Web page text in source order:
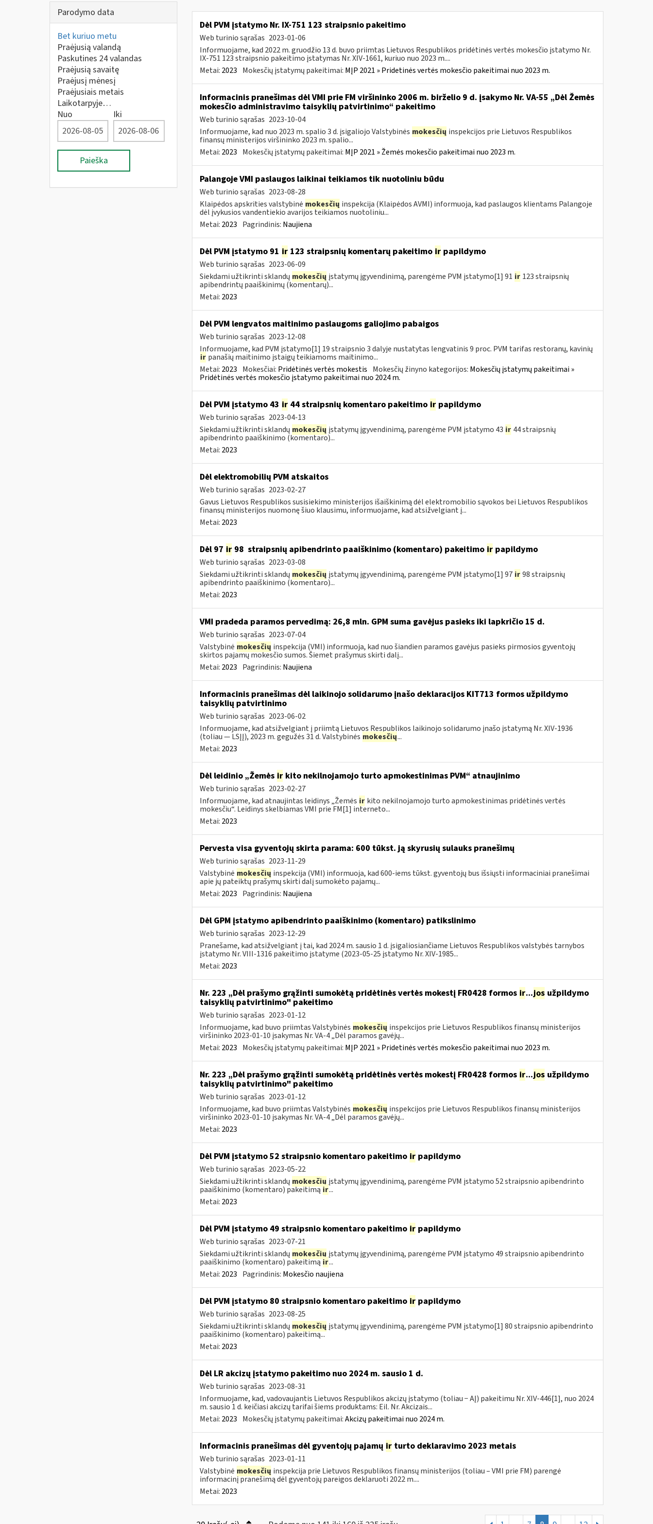
Parodymo data
Bet kuriuo metu
Praėjusią valandą
Paskutines 24 valandas
Praėjusią savaitę
Praėjusį mėnesį
Praėjusiais metais
Laikotarpyje…
Nuo
Iki
Paieška
Dėl PVM įstatymo Nr. IX-751 123 straipsnio pakeitimo
Web turinio sąrašas 2023-01-06
Informuojame, kad 2022 m. gruodžio 13 d. buvo priimtas Lietuvos Respublikos pridėtinės vertės mokesčio įstatymo Nr.
IX-751 123 straipsnio pakeitimo įstatymas Nr. XIV-1661, kuriuo nuo 2023 m....
Metai: 2023 Mokesčių įstatymų pakeitimai: MĮP 2021 » Pridetinės vertės mokesčio pakeitimai nuo 2023 m.
Informacinis pranešimas dėl VMI prie FM viršininko 2006 m. birželio 9 d. įsakymo Nr. VA-55 „Dėl Žemės
mokesčio administravimo taisyklių patvirtinimo“ pakeitimo
Web turinio sąrašas 2023-10-04
Informuojame, kad nuo 2023 m. spalio 3 d. įsigaliojo Valstybinės mokesčių inspekcijos prie Lietuvos Respublikos
finansų ministerijos viršininko 2023 m. spalio...
Metai: 2023 Mokesčių įstatymų pakeitimai: MĮP 2021 » Žemės mokesčio pakeitimai nuo 2023 m.
Palangoje VMI paslaugos laikinai teikiamos tik nuotoliniu būdu
Web turinio sąrašas 2023-08-28
Klaipėdos apskrities valstybinė mokesčių inspekcija (Klaipėdos AVMI) informuoja, kad paslaugos klientams Palangoje
dėl įvykusios vandentiekio avarijos teikiamos nuotoliniu...
Metai: 2023 Pagrindinis: Naujiena
Dėl PVM įstatymo 91 ir123 straipsnių komentarų pakeitimo irpapildymo
Web turinio sąrašas 2023-06-09
Siekdami užtikrinti sklandų mokesčių įstatymų įgyvendinimą, parengėme PVM įstatymo[1] 91 ir 123 straipsnių
apibendrintų paaiškinimų (komentarų)...
Metai: 2023
Dėl PVM lengvatos maitinimo paslaugoms galiojimo pabaigos
Web turinio sąrašas 2023-12-08
Informuojame, kad PVM įstatymo[1] 19 straipsnio 3 dalyje nustatytas lengvatinis 9 proc. PVM tarifas restoranų, kavinių
ir panašių maitinimo įstaigų teikiamoms maitinimo...
Metai: 2023 Mokesčiai: Pridėtinės vertės mokestis Mokesčių žinyno kategorijos: Mokesčių įstatymų pakeitimai »
Pridėtinės vertės mokesčio įstatymo pakeitimai nuo 2024 m.
Dėl PVM įstatymo 43 ir44 straipsnių komentaro pakeitimo irpapildymo
Web turinio sąrašas 2023-04-13
Siekdami užtikrinti sklandų mokesčių įstatymų įgyvendinimą, parengėme PVM įstatymo 43 ir 44 straipsnių
apibendrinto paaiškinimo (komentaro)...
Metai: 2023
Dėl elektromobilių PVM atskaitos
Web turinio sąrašas 2023-02-27
Gavus Lietuvos Respublikos susisiekimo ministerijos išaiškinimą dėl elektromobilio sąvokos bei Lietuvos Respublikos
finansų ministerijos nuomonę šiuo klausimu, informuojame, kad atsižvelgiant į...
Metai: 2023
Dėl 97 ir98 straipsnių apibendrinto paaiškinimo (komentaro) pakeitimo irpapildymo
Web turinio sąrašas 2023-03-08
Siekdami užtikrinti sklandų mokesčių įstatymų įgyvendinimą, parengėme PVM įstatymo[1] 97 ir 98 straipsnių
apibendrinto paaiškinimo (komentaro)...
Metai: 2023
VMI pradeda paramos pervedimą: 26,8 mln. GPM suma gavėjus pasieks iki lapkričio 15 d.
Web turinio sąrašas 2023-07-04
Valstybinė mokesčių inspekcija (VMI) informuoja, kad nuo šiandien paramos gavėjus pasieks pirmosios gyventojų
skirtos pajamų mokesčio sumos. Šiemet prašymus skirti dalį...
Metai: 2023 Pagrindinis: Naujiena
Informacinis pranešimas dėl laikinojo solidarumo įnašo deklaracijos KIT713 formos užpildymo
taisyklių patvirtinimo
Web turinio sąrašas 2023-06-02
Informuojame, kad atsižvelgiant į priimtą Lietuvos Respublikos laikinojo solidarumo įnašo įstatymą Nr. XIV-1936
(toliau — LSĮĮ), 2023 m. gegužės 31 d. Valstybinės mokesčių...
Metai: 2023
Dėl leidinio „Žemės irkito nekilnojamojo turto apmokestinimas PVM“ atnaujinimo
Web turinio sąrašas 2023-02-27
Informuojame, kad atnaujintas leidinys „Žemės ir kito nekilnojamojo turto apmokestinimas pridėtinės vertės
mokesčiu“. Leidinys skelbiamas VMI prie FM[1] interneto...
Metai: 2023
Pervesta visa gyventojų skirta parama: 600 tūkst. ją skyrusių sulauks pranešimų
Web turinio sąrašas 2023-11-29
Valstybinė mokesčių inspekcija (VMI) informuoja, kad 600-iems tūkst. gyventojų bus išsiųsti informaciniai pranešimai
apie jų pateiktų prašymų skirti dalį sumokėto pajamų...
Metai: 2023 Pagrindinis: Naujiena
Dėl GPM įstatymo apibendrinto paaiškinimo (komentaro) patikslinimo
Web turinio sąrašas 2023-12-29
Pranešame, kad atsižvelgiant į tai, kad 2024 m. sausio 1 d. įsigaliosiančiame Lietuvos Respublikos valstybės tarnybos
įstatymo Nr. VIII-1316 pakeitimo įstatyme (2023-05-25 įstatymo Nr. XIV-1985...
Metai: 2023
Nr. 223 „Dėl prašymo grąžinti sumokėtą pridėtinės vertės mokestį FR0428 formos ir...jos užpildymo
taisyklių patvirtinimo" pakeitimo
Web turinio sąrašas 2023-01-12
Informuojame, kad buvo priimtas Valstybinės mokesčių inspekcijos prie Lietuvos Respublikos finansų ministerijos
viršininko 2023-01-10 įsakymas Nr. VA-4 „Dėl paramos gavėjų...
Metai: 2023 Mokesčių įstatymų pakeitimai: MĮP 2021 » Pridetinės vertės mokesčio pakeitimai nuo 2023 m.
Nr. 223 „Dėl prašymo grąžinti sumokėtą pridėtinės vertės mokestį FR0428 formos ir...jos užpildymo
taisyklių patvirtinimo" pakeitimo
Web turinio sąrašas 2023-01-12
Informuojame, kad buvo priimtas Valstybinės mokesčių inspekcijos prie Lietuvos Respublikos finansų ministerijos
viršininko 2023-01-10 įsakymas Nr. VA-4 „Dėl paramos gavėjų...
Metai: 2023
Dėl PVM įstatymo 52 straipsnio komentaro pakeitimo irpapildymo
Web turinio sąrašas 2023-05-22
Siekdami užtikrinti sklandų mokesčių įstatymų įgyvendinimą, parengėme PVM įstatymo 52 straipsnio apibendrinto
paaiškinimo (komentaro) pakeitimąir...
Metai: 2023
Dėl PVM įstatymo 49 straipsnio komentaro pakeitimo irpapildymo
Web turinio sąrašas 2023-07-21
Siekdami užtikrinti sklandų mokesčių įstatymų įgyvendinimą, parengėme PVM įstatymo 49 straipsnio apibendrinto
paaiškinimo (komentaro) pakeitimąir...
Metai: 2023 Pagrindinis: Mokesčio naujiena
Dėl PVM įstatymo 80 straipsnio komentaro pakeitimo irpapildymo
Web turinio sąrašas 2023-08-25
Siekdami užtikrinti sklandų mokesčių įstatymų įgyvendinimą, parengėme PVM įstatymo[1] 80 straipsnio apibendrinto
paaiškinimo (komentaro) pakeitimą...
Metai: 2023
Dėl LR akcizų įstatymo pakeitimo nuo 2024 m. sausio 1 d.
Web turinio sąrašas 2023-08-31
Informuojame, kad, vadovaujantis Lietuvos Respublikos akcizų įstatymo (toliau − AĮ) pakeitimu Nr. XIV-446[1], nuo 2024
m. sausio 1 d. keičiasi akcizų tarifai šiems produktams: Eil. Nr. Akcizais...
Metai: 2023 Mokesčių įstatymų pakeitimai:Akcizų pakeitimai nuo 2024 m.
Informacinis pranešimas dėl gyventojų pajamų irturto deklaravimo 2023 metais
Web turinio sąrašas 2023-01-11
Valstybinė mokesčių inspekcija prie Lietuvos Respublikos finansų ministerijos (toliau – VMI prie FM) parengė
informacinį pranešimą dėl gyventojų pareigos deklaruoti 2022 m....
Metai: 2023